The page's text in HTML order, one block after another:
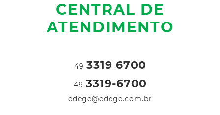
CENTRAL DE
ATENDIMENTO
49 3319 6700
49 3319-6700
edege@edege.com.br